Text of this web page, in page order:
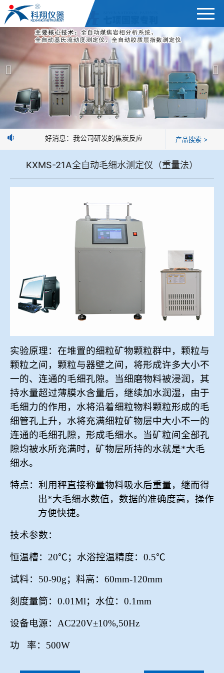
产品展示 ＞
焦炭高温性能检测系统
焦化行业检测及优化配煤设备
球团矿/烧结矿/块矿高温冶金性能检测系统
烧结/球团优化配矿研究设备
冶金渣、保护渣等高温物性检测设备
矿石、焦炭物理检测及制样设备
公司简介
新闻中心
企业业绩
技术交流
好消息：我公司研发的焦炭反应性制样系统，全部制样
产品搜索 >
KXMS-21A全自动毛细水测定仪（重量法）
实验原理：在堆置的细粒矿物颗粒群中，颗粒与
颗粒之间，颗粒与器壁之间，将形成许多大小不
一的、连通的毛细孔隙。当细磨物料被浸润，其
持水量超过薄膜水含量后，继续加水润湿，由于
毛细力的作用，水将沿着细粒物料颗粒形成的毛
细管孔上升，水将充满细粒矿物层中大小不一的
连通的毛细孔隙，形成毛细水。当矿粒间全部孔
隙均被水所充满时，矿物层所持的水就是*大毛
细水。
特点：利用秤直接称量物料吸水后重量，继而得
出*大毛细水数值，数据的准确度高，操作
方便快捷。
技术参数：
恒温槽： 20℃；水浴控温精度： 0.5℃
试料： 50-90g；料高： 60mm-120mm
刻度量筒： 0.01Ml；水位： 0.1mm
设备电源： AC220V±10%,50Hz
功 率： 500W